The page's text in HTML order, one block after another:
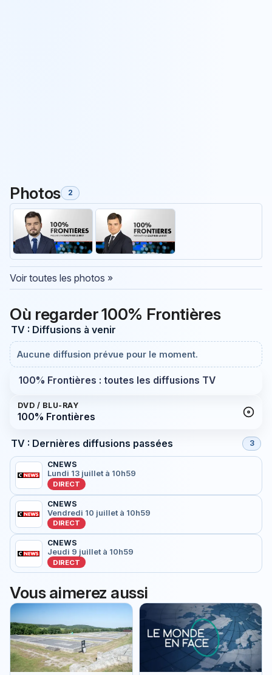
Photos 2
Voir toutes les photos »
Où regarder 100% Frontières
TV : Diffusions à venir
Aucune diffusion prévue pour le moment.
100% Frontières : toutes les diffusions TV
DVD / BLU-RAY
100% Frontières
TV : Dernières diffusions passées 3
CNEWS
Lundi 13 juillet à 10h59
DIRECT
CNEWS
Vendredi 10 juillet à 10h59
DIRECT
CNEWS
Jeudi 9 juillet à 10h59
DIRECT
Vous aimerez aussi